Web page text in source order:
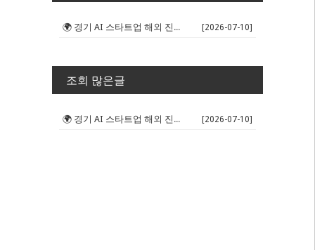
🌍 경기 AI 스타트업 해외 진출 판... [2026-07-10]
조회 많은글
🌍 경기 AI 스타트업 해외 진출 판... [2026-07-10]